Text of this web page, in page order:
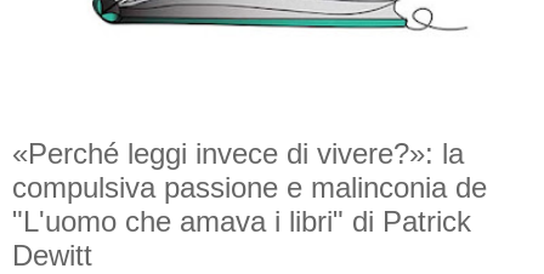
«Perché leggi invece di vivere?»: la
compulsiva passione e malinconia de
"L'uomo che amava i libri" di Patrick
Dewitt